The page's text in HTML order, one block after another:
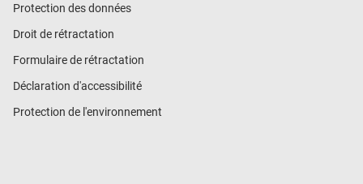
Protection des données
Droit de rétractation
Formulaire de rétractation
Déclaration d'accessibilité
Protection de l'environnement